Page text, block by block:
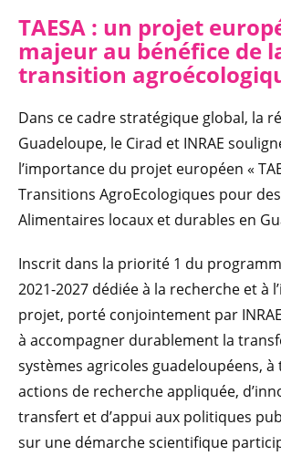
TAESA : un projet
majeur au bénéfice de
transition
Dans ce cadre stratégique global, la
Guadeloupe, le Cirad et INRAE
l’importance du projet européen «
Transitions AgroEcologiques pour
Alimentaires locaux et durables en
Inscrit dans la priorité 1 du
2021-2027 dédiée à la recherche et à
projet, porté conjointement par
à accompagner durablement la
systèmes agricoles guadeloupéens, à
actions de recherche appliquée,
transfert et d’appui aux politiques
sur une démarche scientifique